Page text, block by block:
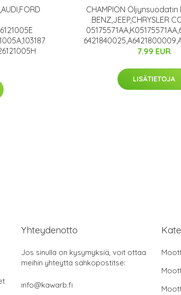
CHAMPION Öljynsuodatin
BENZ,JEEP,CHRYSLER
7.99 EUR
LISÄTIETOJA
Yhteydenotto
Jos sinulla on kysymyksiä, voit ottaa
meihin yhteyttä sähköpostitse:
info@kawarb.fi